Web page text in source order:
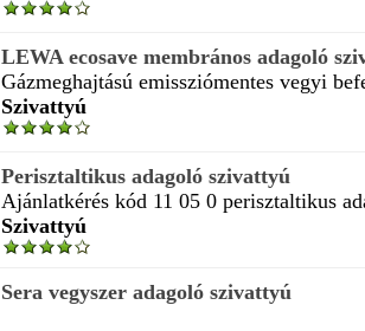
LEWA ecosave membrános adagoló
Gázmeghajtású emissziómentes vegyi
Szivattyú
Perisztaltikus adagoló szivattyú
Ajánlatkérés kód 11 05 0 perisztaltikus
Szivattyú
Sera vegyszer adagoló szivattyú